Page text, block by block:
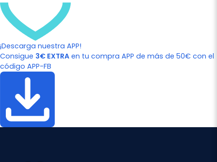
¡Descarga nuestra APP!
Consigue 3€ EXTRA en tu compra APP de más de 50€ con el
código APP-FB